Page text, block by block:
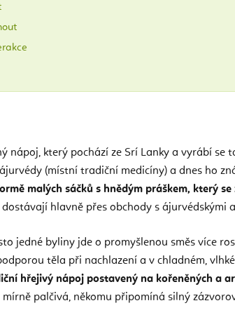
nápoj, který pochází ze Srí Lanky a vyrábí se
(místní tradiční medicíny) a dnes ho
malých sáčků s hnědým práškem, který
dostávají hlavně přes obchody s ájurvédskými
jedné byliny jde o promyšlenou směs více
těla při nachlazení a v chladném,
hřejivý nápoj postavený na kořeněných a
palčivá, někomu připomíná silný